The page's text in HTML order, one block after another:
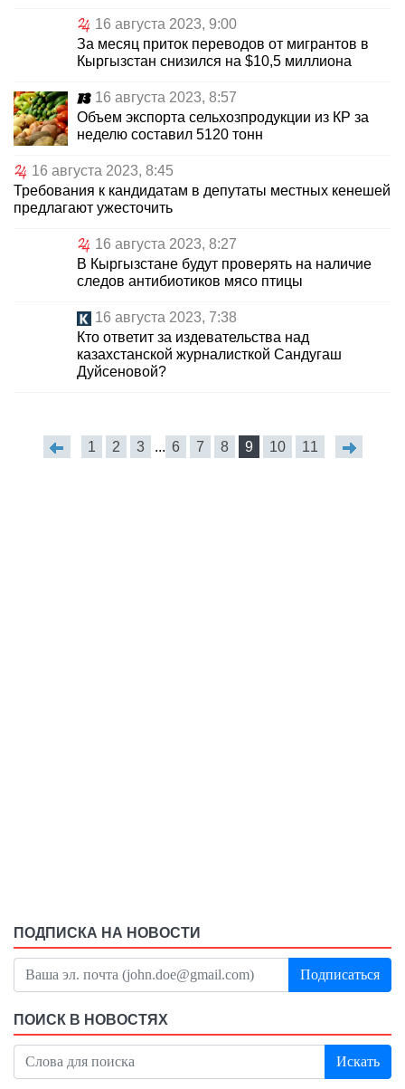
16 августа 2023, 9:00
За месяц приток переводов от мигрантов в
Кыргызстан снизился на $10,5 миллиона
16 августа 2023, 8:57
Объем экспорта сельхозпродукции из КР за
неделю составил 5120 тонн
16 августа 2023, 8:45
Требования к кандидатам в депутаты местных кенешей
предлагают ужесточить
16 августа 2023, 8:27
В Кыргызстане будут проверять на наличие
следов антибиотиков мясо птицы
16 августа 2023, 7:38
Кто ответит за издевательства над
казахстанской журналисткой Сандугаш
Дуйсеновой?
1 2 3 ... 6 7 8 9 10 11
ПОДПИСКА НА НОВОСТИ
Подписаться
ПОИСК В НОВОСТЯХ
Искать